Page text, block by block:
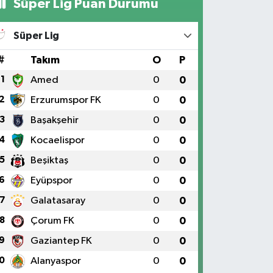
Süper Lig Puan Durumu
Süper Lig
Takım O P
1 Amed 0 0
Erzurumspor FK 0 0
3 Başakşehir 0 0
Kocaelispor 0 0
5 Beşiktaş 0 0
Eyüpspor 0 0
7 Galatasaray 0 0
8 Çorum FK 0 0
Gaziantep FK 0 0
Alanyaspor 0 0